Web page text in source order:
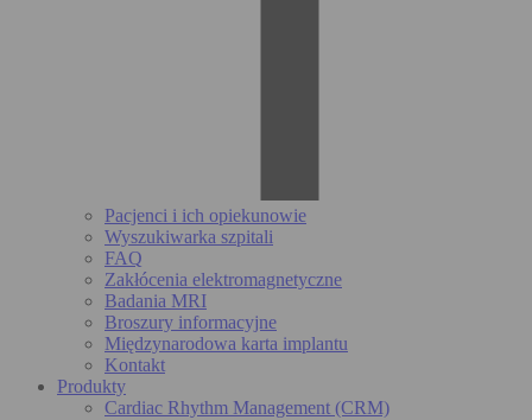
Pacjenci i ich opiekunowie
Wyszukiwarka szpitali
FAQ
Zakłócenia elektromagnetyczne
Badania MRI
Broszury informacyjne
Międzynarodowa karta implantu
Kontakt
Produkty
Cardiac Rhythm Management (CRM)